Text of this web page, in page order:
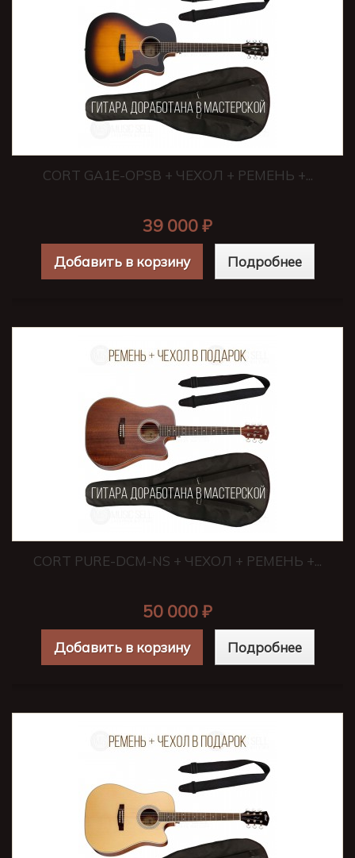
CORT GA1E-OPSB + ЧЕХОЛ + РЕМЕНЬ +...
39 000 ₽
Добавить в корзину Подробнее
CORT PURE-DCM-NS + ЧЕХОЛ + РЕМЕНЬ +...
50 000 ₽
Добавить в корзину Подробнее